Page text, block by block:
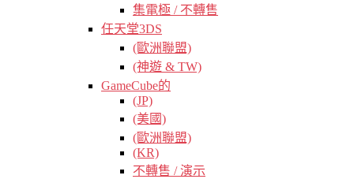
集電極 / 不轉售
任天堂3DS
(歐洲聯盟)
(神遊 & TW)
GameCube的
(JP)
(美國)
(歐洲聯盟)
(KR)
不轉售 / 演示